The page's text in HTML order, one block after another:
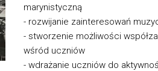
marynistyczną
- rozwijanie zainteresowań
- stworzenie możliwości
wśród uczniów
- wdrażanie uczniów do